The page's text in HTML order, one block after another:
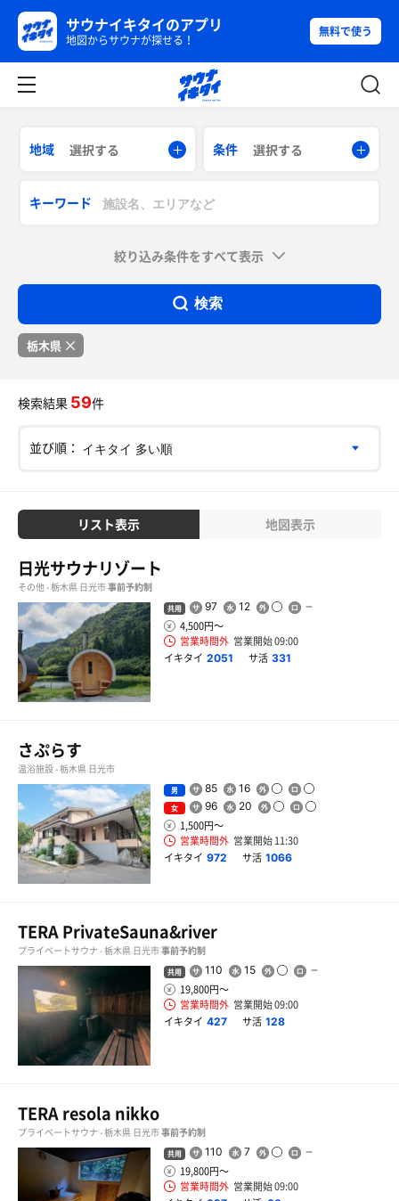
サウナイキタイのアプリ
地図からサウナが探せる！
無料で使う
地域 選択する 条件 選択する
キーワード
絞り込み条件をすべて表示
検索
栃木県
検索結果 59件
並び順：
リスト表示 地図表示
日光サウナリゾート
その他 - 栃木県 日光市事前予約制
共用 97 12
4,500円〜
営業時間外 営業開始 09:00
イキタイ 2051 サ活 331
さぷらす
温浴施設 - 栃木県 日光市
男 85 16
女 96 20
1,500円〜
営業時間外 営業開始 11:30
イキタイ 972 サ活 1066
TERA PrivateSauna&river
プライベートサウナ - 栃木県 日光市事前予約制
共用 110 15
19,800円〜
営業時間外 営業開始 09:00
イキタイ 427 サ活 128
TERA resola nikko
プライベートサウナ - 栃木県 日光市事前予約制
共用 110 7
19,800円〜
営業時間外 営業開始 09:00